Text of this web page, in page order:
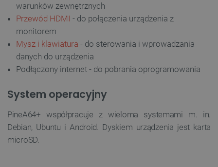
warunków zewnętrznych
Przewód HDMI - do połączenia urządzenia z
monitorem
Mysz i klawiatura - do sterowania i wprowadzania
danych do urządzenia
Podłączony internet - do pobrania oprogramowania
System operacyjny
PineA64+ współpracuje z wieloma systemami m. in.
Debian, Ubuntu i Android. Dyskiem urządzenia jest karta
microSD.